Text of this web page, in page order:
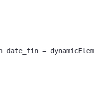
date_fin =